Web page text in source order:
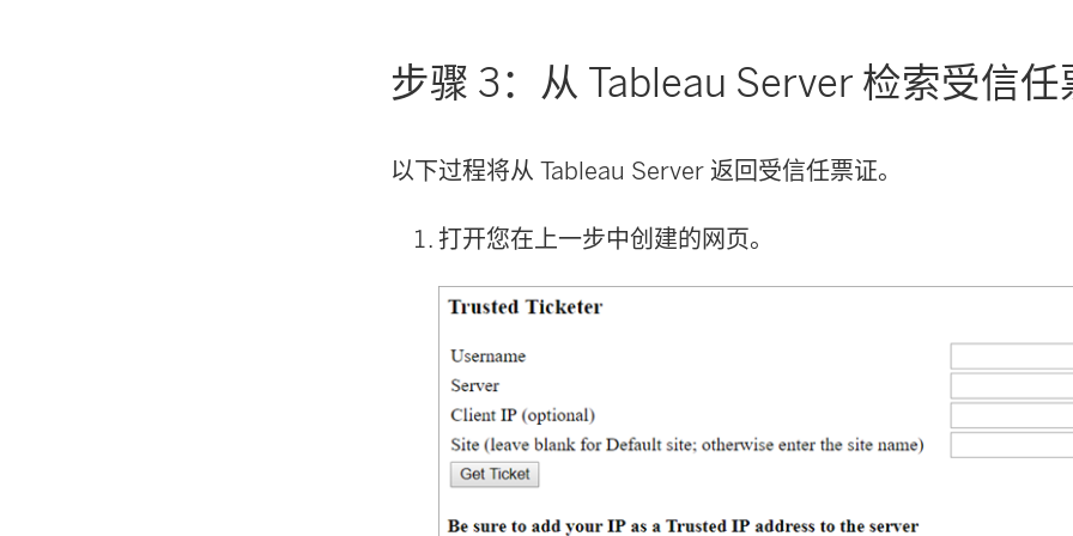
步骤 3：从 Tableau Server 检索受信任
以下过程将从 Tableau Server 返回受信任票证。
打开您在上一步中创建的网页。